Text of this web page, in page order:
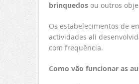
brinquedosou outros
Os estabelecimentos de
actividades ali
com frequência.
Como vão funcionar as